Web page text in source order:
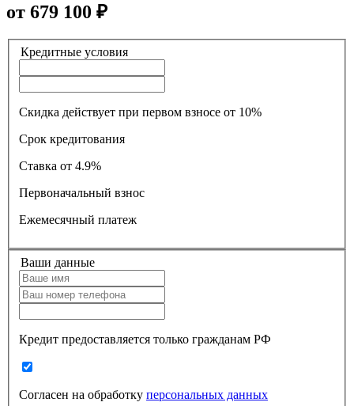
от 679 100 ₽
Кредитные условия
Скидка действует при первом взносе от 10%
Срок кредитования
Ставка
от 4.9%
Первоначальный взнос
Ежемесячный платеж
Ваши данные
Кредит предоставляется только гражданам РФ
Согласен на обработку персональных данных